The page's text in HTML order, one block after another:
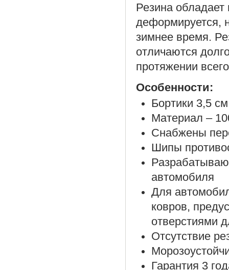
Резина обладает
деформируется,
зимнее время.
отличаются
протяжении
Особенности:
Бортики 3,5 см
Материал –
Снабжены
Шипы
автомобиля
Для
ковров,
отверстиями
Отсутствие
Гарантия 3